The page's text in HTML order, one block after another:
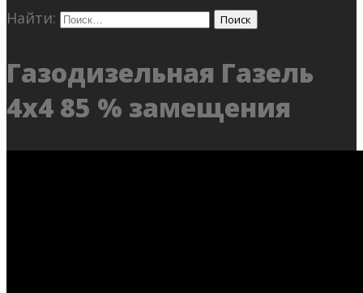
Найти:
Газодизельная Газель
4х4 85 % замещения